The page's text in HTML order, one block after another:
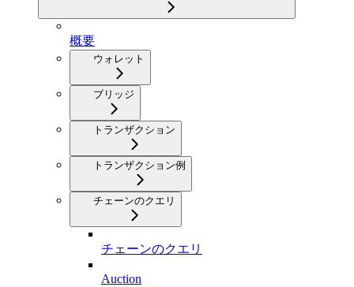
概要
ウォレット
ブリッジ
トランザクション
トランザクション例
チェーンのクエリ
チェーンのクエリ
Auction